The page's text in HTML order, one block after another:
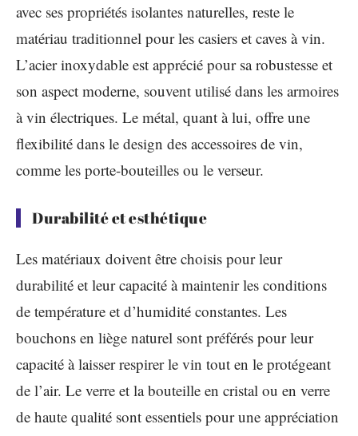
avec ses propriétés isolantes naturelles, reste le
matériau traditionnel pour les casiers et caves à vin.
L’acier inoxydable est apprécié pour sa robustesse et
son aspect moderne, souvent utilisé dans les armoires
à vin électriques. Le métal, quant à lui, offre une
flexibilité dans le design des accessoires de vin,
comme les porte-bouteilles ou le verseur.
Durabilité et esthétique
Les matériaux doivent être choisis pour leur
durabilité et leur capacité à maintenir les conditions
de température et d’humidité constantes. Les
bouchons en liège naturel sont préférés pour leur
capacité à laisser respirer le vin tout en le protégeant
de l’air. Le verre et la bouteille en cristal ou en verre
de haute qualité sont essentiels pour une appréciation